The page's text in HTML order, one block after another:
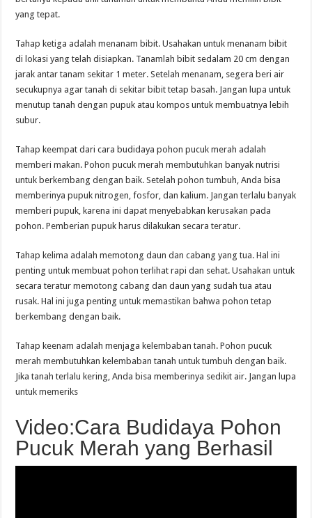
yang tepat.
Tahap ketiga adalah menanam bibit. Usahakan untuk menanam bibit
di lokasi yang telah disiapkan. Tanamlah bibit sedalam 20 cm dengan
jarak antar tanam sekitar 1 meter. Setelah menanam, segera beri air
secukupnya agar tanah di sekitar bibit tetap basah. Jangan lupa untuk
menutup tanah dengan pupuk atau kompos untuk membuatnya lebih
subur.
Tahap keempat dari cara budidaya pohon pucuk merah adalah
memberi makan. Pohon pucuk merah membutuhkan banyak nutrisi
untuk berkembang dengan baik. Setelah pohon tumbuh, Anda bisa
memberinya pupuk nitrogen, fosfor, dan kalium. Jangan terlalu banyak
memberi pupuk, karena ini dapat menyebabkan kerusakan pada
pohon. Pemberian pupuk harus dilakukan secara teratur.
Tahap kelima adalah memotong daun dan cabang yang tua. Hal ini
penting untuk membuat pohon terlihat rapi dan sehat. Usahakan untuk
secara teratur memotong cabang dan daun yang sudah tua atau
rusak. Hal ini juga penting untuk memastikan bahwa pohon tetap
berkembang dengan baik.
Tahap keenam adalah menjaga kelembaban tanah. Pohon pucuk
merah membutuhkan kelembaban tanah untuk tumbuh dengan baik.
Jika tanah terlalu kering, Anda bisa memberinya sedikit air. Jangan lupa
untuk memeriks
Video:Cara Budidaya Pohon
Pucuk Merah yang Berhasil